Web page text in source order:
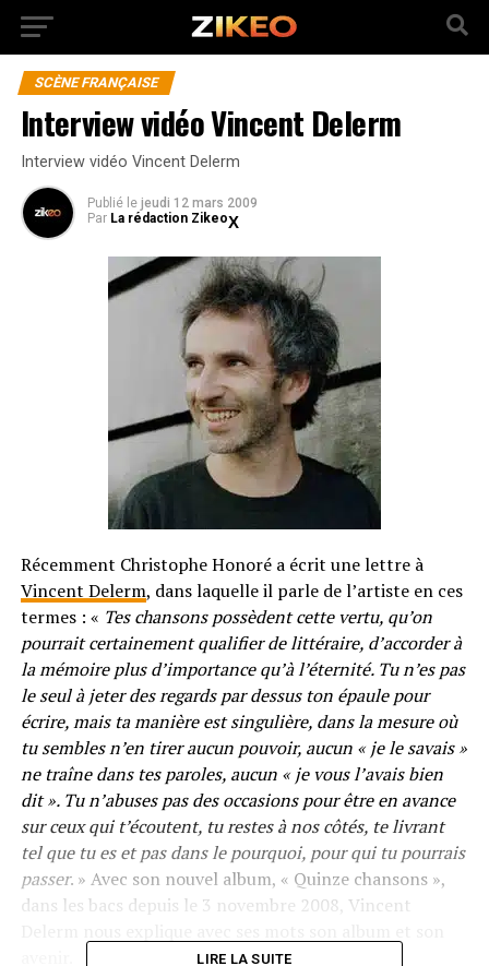
SCÈNE FRANÇAISE
Interview vidéo Vincent Delerm
Interview vidéo Vincent Delerm
Publié le jeudi 12 mars 2009
Par La rédaction Zikeo
Récemment Christophe Honoré a écrit une lettre à
Vincent Delerm, dans laquelle il parle de l’artiste en ces
termes : « Tes chansons possèdent cette vertu, qu’on
pourrait certainement qualifier de littéraire, d’accorder à
la mémoire plus d’importance qu’à l’éternité. Tu n’es pas
le seul à jeter des regards par dessus ton épaule pour
écrire, mais ta manière est singulière, dans la mesure où
tu sembles n’en tirer aucun pouvoir, aucun « je le savais »
ne traîne dans tes paroles, aucun « je vous l’avais bien
dit ». Tu n’abuses pas des occasions pour être en avance
sur ceux qui t’écoutent, tu restes à nos côtés, te livrant
tel que tu es et pas dans le pourquoi, pour qui tu pourrais
passer. » Avec son nouvel album, « Quinze chansons »,
dans les bacs depuis le 3 novembre 2008, Vincent
LIRE LA SUITE